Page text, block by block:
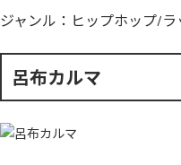
ジャンル： ヒップホップ/ラ
呂布カルマ